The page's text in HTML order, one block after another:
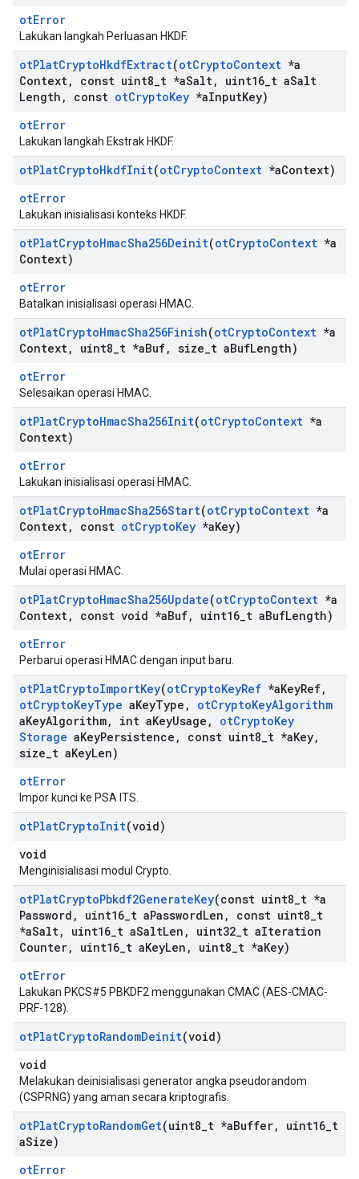
otError
Lakukan langkah Perluasan HKDF.
otPlatCryptoHkdfExtract(otCryptoContext *a
Context, const uint8 t *aSalt, uint16 t aSalt
Length , const otCryptoKey *aInputKey)
otError
Lakukan langkah Ekstrak HKDF.
otPlatCryptoHkdfInit(otCryptoContext *aContext)
otError
Lakukan inisialisasi konteks HKDF.
otPlatCryptoHmacSha256Deinit(otCryptoContext *a
Context)
otError
Batalkan inisialisasi operasi HMAC.
otPlatCryptoHmacSha256Finish(otCryptoContext *a
Context, uint8 t *aBuf, size t aBufLength)
otError
Selesaikan operasi HMAC.
otPlatCryptoHmacSha256Init(otCryptoContext *a
Context)
otError
Lakukan inisialisasi operasi HMAC.
otPlatCryptoHmacSha256Start(otCryptoContext *a
Context, const otCryptoKey *aKey)
otError
Mulai operasi HMAC.
otPlatCryptoHmacSha256Update(otCryptoContext *a
Context, const void *aBuf, uint16 t aBufLength)
otError
Perbarui operasi HMAC dengan input baru.
otPlatCryptoImportKey(otCryptoKeyRef *aKeyRef,
otCryptoKeyType aKeyType , otCryptoKeyAlgorithm
aKeyAlgorithm, int aKeyUsage , otCryptoKey
Storage aKeyPersistence , const uint8 t *aKey,
size t aKeyLen)
otError
Impor kunci ke PSA ITS.
otPlatCryptoInit(void)
void
Menginisialisasi modul Crypto.
otPlatCryptoPbkdf2GenerateKey(const uint8 t *a
Password , uint16 t aPasswordLen , const uint8 t
*aSalt, uint16 t aSaltLen , uint32 t aIteration
Counter, uint16 t aKeyLen , uint8 t *aKey)
otError
Lakukan PKCS#5 PBKDF2 menggunakan CMAC (AES-CMAC-
PRF-128).
otPlatCryptoRandomDeinit(void)
void
Melakukan deinisialisasi generator angka pseudorandom
(CSPRNG) yang aman secara kriptografis.
otPlatCryptoRandomGet(uint8 t *aBuffer, uint16 t
aSize)
otError